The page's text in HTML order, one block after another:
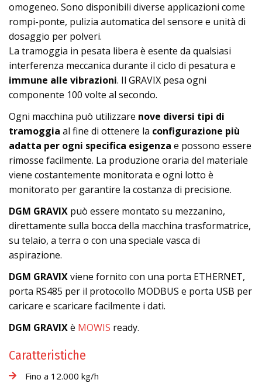
omogeneo. Sono disponibili diverse applicazioni come
rompi-ponte, pulizia automatica del sensore e unità di
dosaggio per polveri.
La tramoggia in pesata libera è esente da qualsiasi
interferenza meccanica durante il ciclo di pesatura e
immune alle vibrazioni. Il GRAVIX pesa ogni
componente 100 volte al secondo.
Ogni macchina può utilizzare nove diversi tipi di
tramoggia al fine di ottenere la configurazione più
adatta per ogni specifica esigenza e possono essere
rimosse facilmente. La produzione oraria del materiale
viene costantemente monitorata e ogni lotto è
monitorato per garantire la costanza di precisione.
DGM GRAVIX può essere montato su mezzanino,
direttamente sulla bocca della macchina trasformatrice,
su telaio, a terra o con una speciale vasca di
aspirazione.
DGM GRAVIXviene fornito con una porta ETHERNET,
porta RS485 per il protocollo MODBUS e porta USB per
caricare e scaricare facilmente i dati.
DGM GRAVIXè MOWIS ready.
Caratteristiche
Fino a 12.000 kg/h